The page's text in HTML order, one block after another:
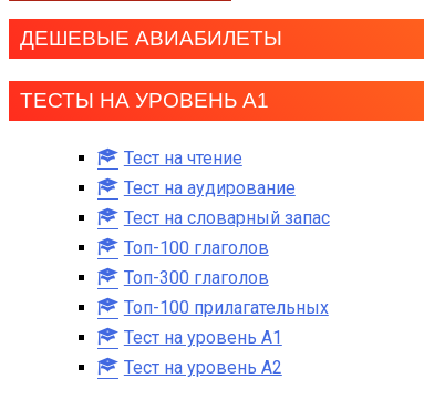
ДЕШЕВЫЕ АВИАБИЛЕТЫ
ТЕСТЫ НА УРОВЕНЬ А1
Тест на чтение
Тест на аудирование
Тест на словарный запас
Топ-100 глаголов
Топ-300 глаголов
Топ-100 прилагательных
Тест на уровень A1
Тест на уровень A2